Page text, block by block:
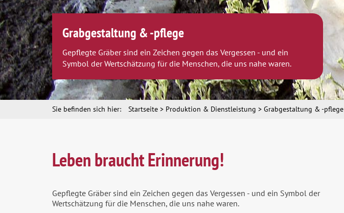
Grabgestaltung & -pflege
Gepflegte Gräber sind ein Zeichen gegen das Vergessen - und ein
Symbol der Wertschätzung für die Menschen, die uns nahe waren.
Sie befinden sich hier: Startseite Produktion & Dienstleistung Grabgestaltung & -pflege
Leben braucht Erinnerung!
Gepflegte Gräber sind ein Zeichen gegen das Vergessen - und ein Symbol der
Wertschätzung für die Menschen, die uns nahe waren.